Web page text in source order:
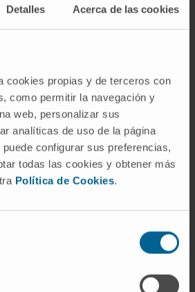
Detalles Acerca de las cookies
cookies propias y de terceros con
como permitir la navegación y
web, personalizar sus
analíticas de uso de la página
configurar sus preferencias,
todas las cookies y obtener más
Política de Cookies.
to hydrolyze guanosine
that the mechanism
blockade of CLCF1-
as a novel therapeutic
and potentially for other
CLCF1 is present in the
2019 Nov 7